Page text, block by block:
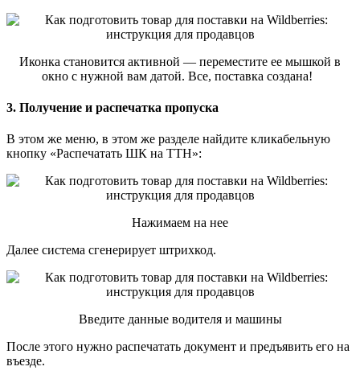
Иконка становится активной — переместите ее мышкой в
окно с нужной вам датой. Все, поставка создана!
3. Получение и распечатка пропуска
В этом же меню, в этом же разделе найдите кликабельную
кнопку «Распечатать ШК на ТТН»:
Нажимаем на нее
Далее система сгенерирует штрихкод.
Введите данные водителя и машины
После этого нужно распечатать документ и предъявить его на
въезде.